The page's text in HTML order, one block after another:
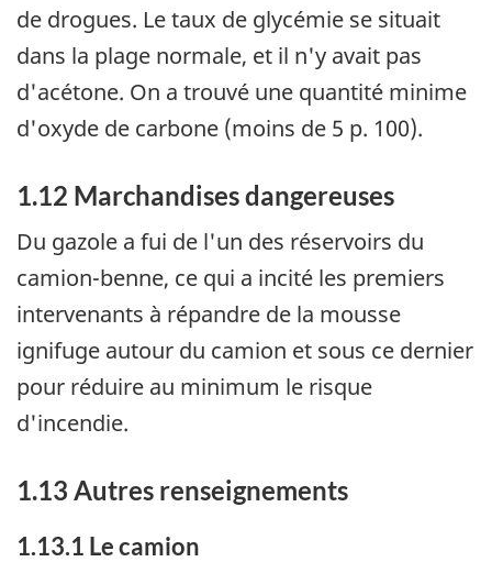
de drogues. Le taux de glycémie se situait
dans la plage normale, et il n'y avait pas
d'acétone. On a trouvé une quantité minime
d'oxyde de carbone (moins de 5 p. 100).
1.12 Marchandises dangereuses
Du gazole a fui de l'un des réservoirs du
camion-benne, ce qui a incité les premiers
intervenants à répandre de la mousse
ignifuge autour du camion et sous ce dernier
pour réduire au minimum le risque
d'incendie.
1.13 Autres renseignements
1.13.1 Le camion